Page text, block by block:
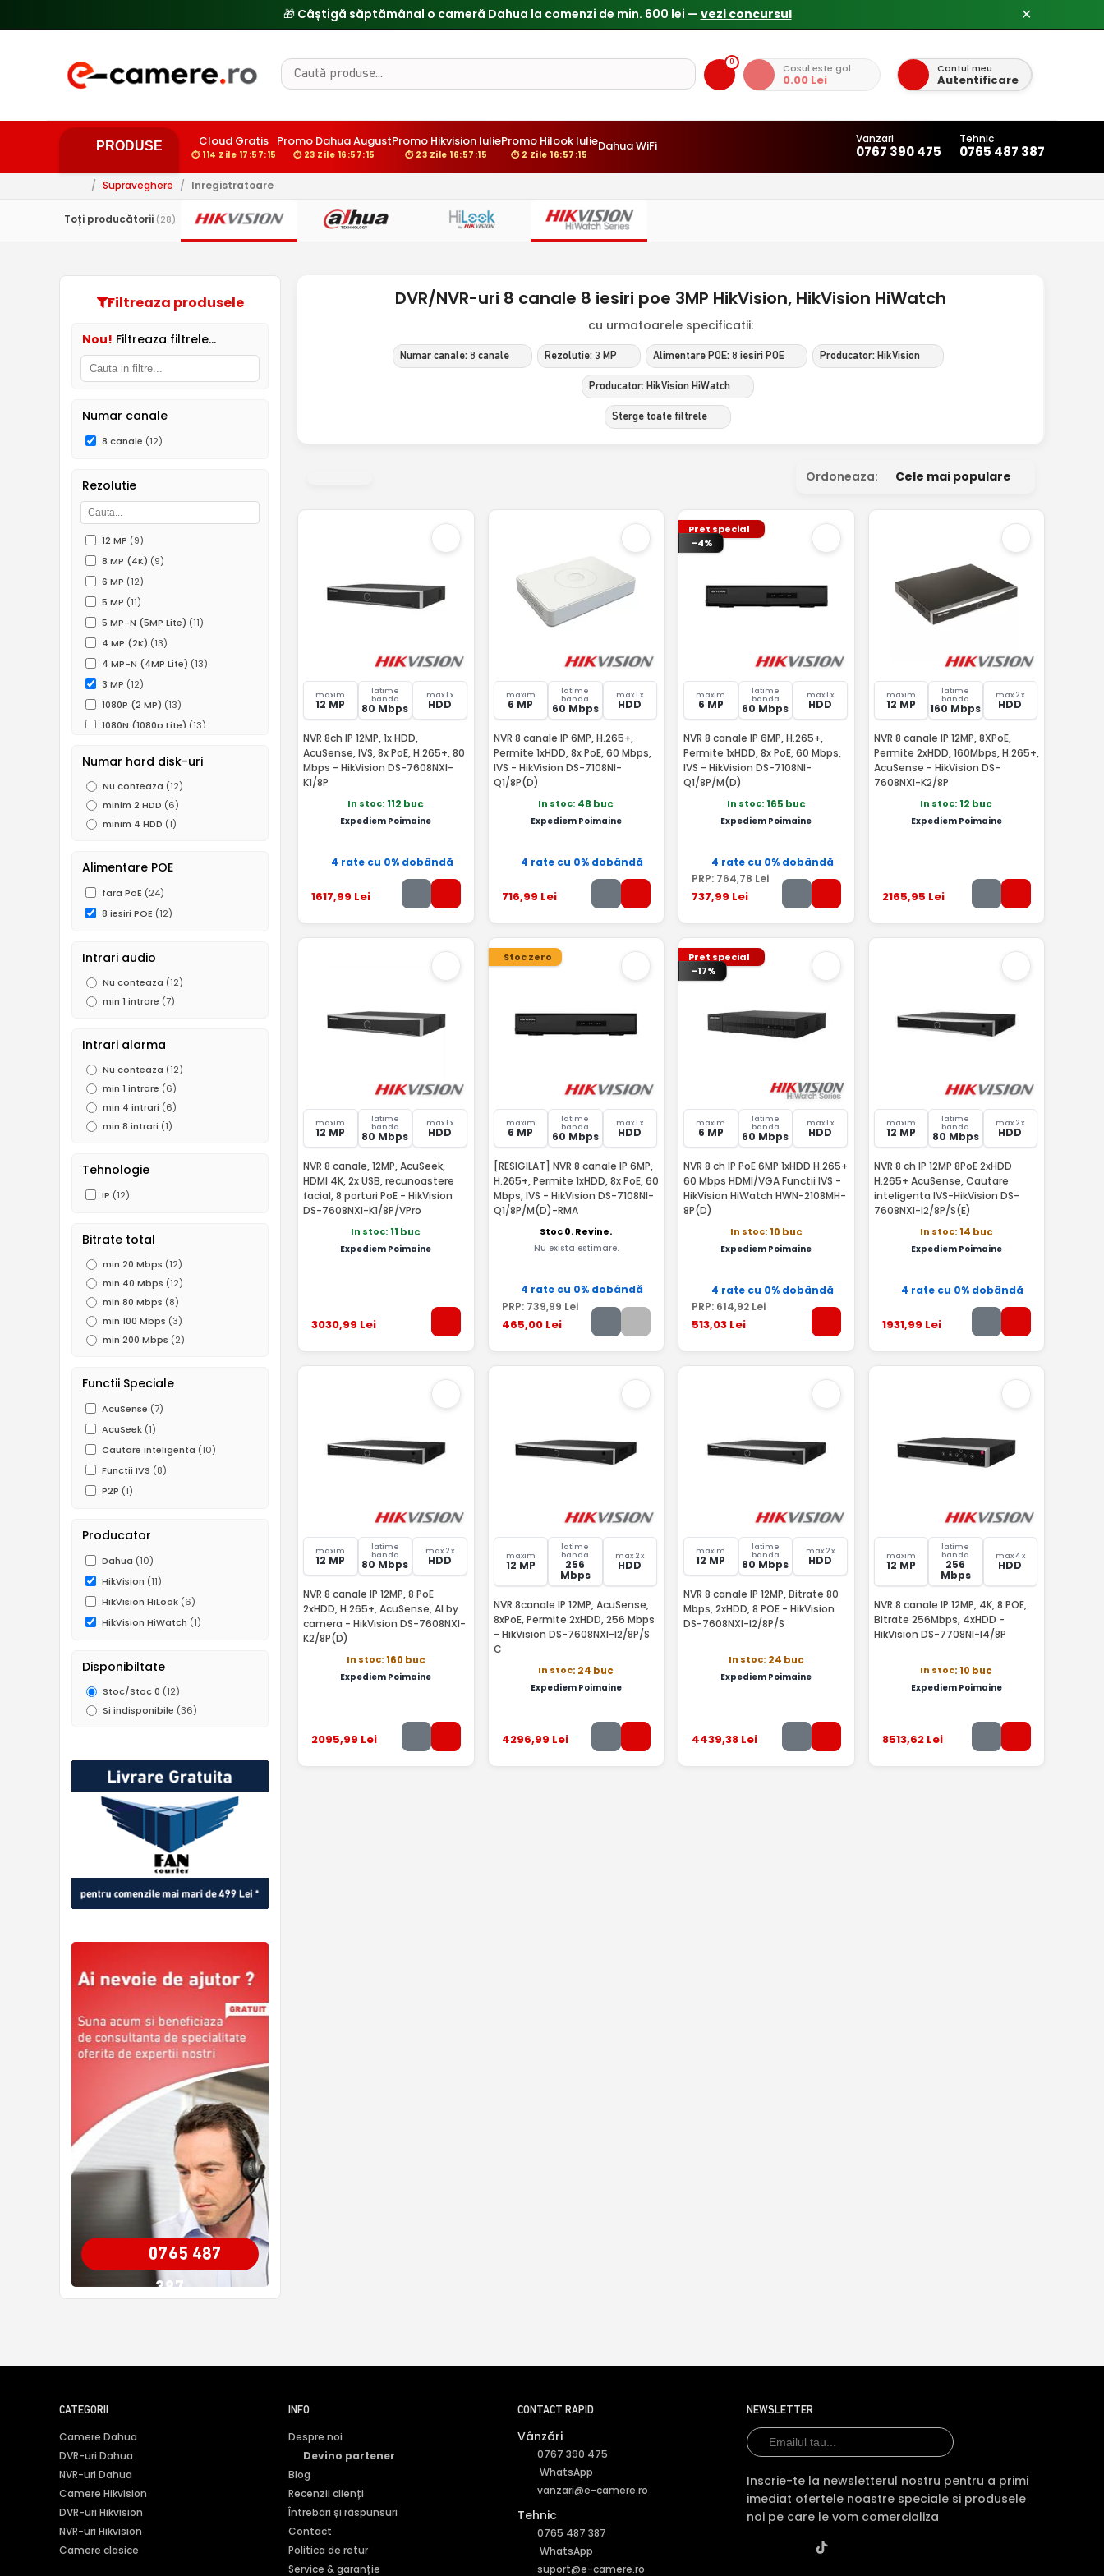
🎁 Câștigă săptămânal o cameră Dahua la comenzi de min. 600 lei — vezi concursul ✕
0 Cosul este gol
0.00 Lei
Contul meu
Autentificare
PRODUSE Cloud Gratis
⏱ 114 Zile 17:57:14
Promo Dahua August
⏱ 23 Zile 16:57:14
Promo Hikvision Iulie
⏱ 23 Zile 16:57:14
Promo Hilook Iulie
⏱ 2 Zile 16:57:14
Dahua WiFi Vanzari
0767 390 475
Tehnic
0765 487 387
/ Supraveghere / Inregistratoare
Toți producătorii (28)
Filtreaza produsele
Nou! Filtreaza filtrele...
Numar canale
8 canale (12)
Rezolutie
12 MP (9)
8 MP (4K) (9)
6 MP (12)
5 MP (11)
5 MP-N (5MP Lite) (11)
4 MP (2K) (13)
4 MP-N (4MP Lite) (13)
3 MP (12)
1080P (2 MP) (13)
1080N (1080p Lite) (13)
720P (1MP) (9)
960H (0.5 MP)(5)
Numar hard disk-uri
Nu conteaza (12)
minim 2 HDD (6)
minim 4 HDD (1)
Alimentare POE
fara PoE (24)
8 iesiri POE (12)
Intrari audio
Nu conteaza (12)
min 1 intrare (7)
Intrari alarma
Nu conteaza (12)
min 1 intrare (6)
min 4 intrari (6)
min 8 intrari (1)
Tehnologie
IP (12)
Bitrate total
min 20 Mbps (12)
min 40 Mbps (12)
min 80 Mbps (8)
min 100 Mbps (3)
min 200 Mbps (2)
Functii Speciale
AcuSense (7)
AcuSeek (1)
Cautare inteligenta (10)
Functii IVS (8)
P2P (1)
Producator
Dahua (10)
HikVision (11)
HikVision HiLook (6)
HikVision HiWatch (1)
Disponibiltate
Stoc/Stoc 0 (12)
Si indisponibile (36)
0765 487
387
DVR/NVR-uri 8 canale 8 iesiri poe 3MP HikVision, HikVision HiWatch
cu urmatoarele specificatii:
Numar canale: 8 canale Rezolutie: 3 MP Alimentare POE: 8 iesiri POE Producator: HikVision
Producator: HikVision HiWatch
Sterge toate filtrele
Ordoneaza: Cele mai populare
maxim
12 MP
latime
banda
80 Mbps
max 1 x
HDD
NVR 8ch IP 12MP, 1x HDD,
AcuSense, IVS, 8x PoE, H.265+, 80
Mbps - HikVision DS-7608NXI-
K1/8P
In stoc: 112 buc
Expediem Poimaine
4 rate cu 0% dobândă
1617,99 Lei
maxim
6 MP
latime
banda
60 Mbps
max 1 x
HDD
NVR 8 canale IP 6MP, H.265+,
Permite 1xHDD, 8x PoE, 60 Mbps,
IVS - HikVision DS-7108NI-
Q1/8P(D)
In stoc: 48 buc
Expediem Poimaine
4 rate cu 0% dobândă
716,99 Lei
Pret special
-4%
maxim
6 MP
latime
banda
60 Mbps
max 1 x
HDD
NVR 8 canale IP 6MP, H.265+,
Permite 1xHDD, 8x PoE, 60 Mbps,
IVS - HikVision DS-7108NI-
Q1/8P/M(D)
In stoc: 165 buc
Expediem Poimaine
4 rate cu 0% dobândă
PRP: 764,78 Lei
737,99 Lei
maxim
12 MP
latime
banda
160 Mbps
max 2 x
HDD
NVR 8 canale IP 12MP, 8XPoE,
Permite 2xHDD, 160Mbps, H.265+,
AcuSense - HikVision DS-
7608NXI-K2/8P
In stoc: 12 buc
Expediem Poimaine
2165,95 Lei
maxim
12 MP
latime
banda
80 Mbps
max 1 x
HDD
NVR 8 canale, 12MP, AcuSeek,
HDMI 4K, 2x USB, recunoastere
facial, 8 porturi PoE - HikVision
DS-7608NXI-K1/8P/VPro
In stoc: 11 buc
Expediem Poimaine
3030,99 Lei
Stoc zero
maxim
6 MP
latime
banda
60 Mbps
max 1 x
HDD
[RESIGILAT] NVR 8 canale IP 6MP,
H.265+, Permite 1xHDD, 8x PoE, 60
Mbps, IVS - HikVision DS-7108NI-
Q1/8P/M(D)-RMA
Stoc 0. Revine.
Nu exista estimare.
4 rate cu 0% dobândă
PRP: 739,99 Lei
465,00Lei
Pret special
-17%
maxim
6 MP
latime
banda
60 Mbps
max 1 x
HDD
NVR 8 ch IP PoE 6MP 1xHDD H.265+
60 Mbps HDMI/VGA Functii IVS -
HikVision HiWatch HWN-2108MH-
8P(D)
In stoc: 10 buc
Expediem Poimaine
4 rate cu 0% dobândă
PRP: 614,92 Lei
513,03 Lei
maxim
12 MP
latime
banda
80 Mbps
max 2 x
HDD
NVR 8 ch IP 12MP 8PoE 2xHDD
H.265+ AcuSense, Cautare
inteligenta IVS-HikVision DS-
7608NXI-I2/8P/S(E)
In stoc: 14 buc
Expediem Poimaine
4 rate cu 0% dobândă
1931,99 Lei
maxim
12 MP
latime
banda
80 Mbps
max 2 x
HDD
NVR 8 canale IP 12MP, 8 PoE
2xHDD, H.265+, AcuSense, AI by
camera - HikVision DS-7608NXI-
K2/8P(D)
In stoc: 160 buc
Expediem Poimaine
2095,99 Lei
maxim
12 MP
latime
banda
256
Mbps
max 2 x
HDD
NVR 8canale IP 12MP, AcuSense,
8xPoE, Permite 2xHDD, 256 Mbps
- HikVision DS-7608NXI-I2/8P/S
C
In stoc: 24 buc
Expediem Poimaine
4296,99 Lei
maxim
12 MP
latime
banda
80 Mbps
max 2 x
HDD
NVR 8 canale IP 12MP, Bitrate 80
Mbps, 2xHDD, 8 POE - HikVision
DS-7608NXI-I2/8P/S
In stoc: 24 buc
Expediem Poimaine
4439,38 Lei
maxim
12 MP
latime
banda
256
Mbps
max 4 x
HDD
NVR 8 canale IP 12MP, 4K, 8 POE,
Bitrate 256Mbps, 4xHDD -
HikVision DS-7708NI-I4/8P
In stoc: 10 buc
Expediem Poimaine
8513,62Lei
CATEGORII
Camere Dahua
DVR-uri Dahua
NVR-uri Dahua
Camere Hikvision
DVR-uri Hikvision
NVR-uri Hikvision
Camere clasice
INFO
Despre noi
Devino partener
Blog
Recenzii clienți
Întrebări și răspunsuri
Contact
Politica de retur
Service & garanție
CONTACT RAPID
Vânzări
0767 390 475
WhatsApp
vanzari@e-camere.ro
Tehnic
0765 487 387
WhatsApp
suport@e-camere.ro
NEWSLETTER
Inscrie-te la newsletterul nostru pentru a primi
imediat ofertele noastre speciale si produsele
noi pe care le vom comercializa